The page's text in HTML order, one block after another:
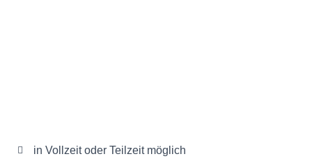
in Vollzeit oder Teilzeit möglich